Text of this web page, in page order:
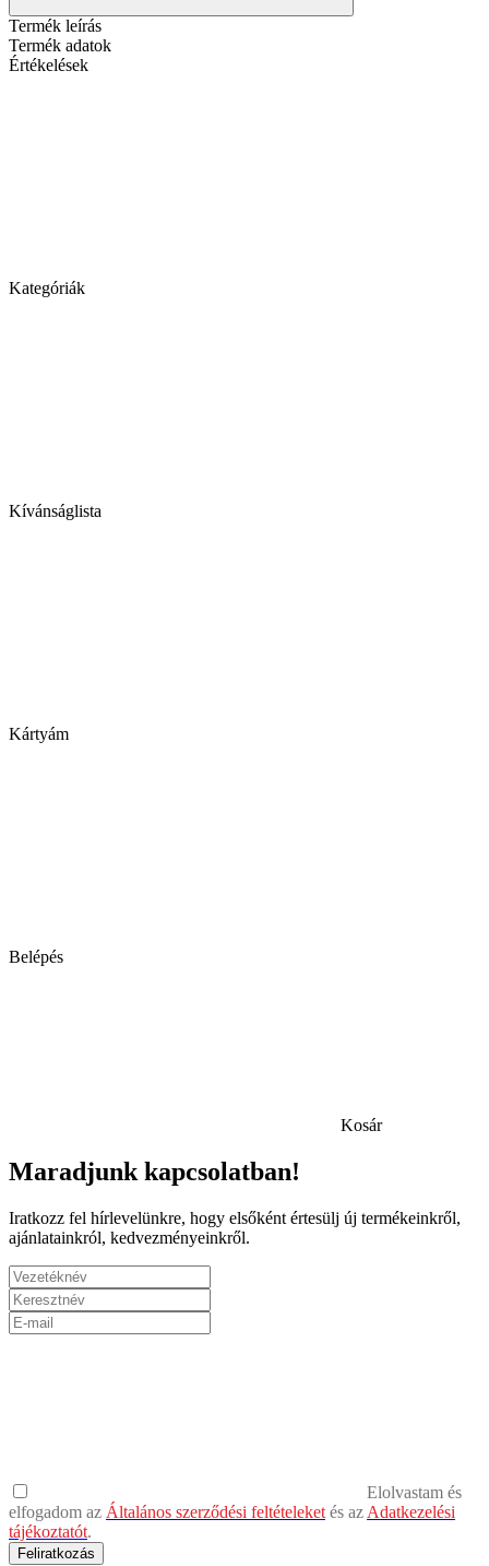
Termék leírás
Termék adatok
Értékelések
Kategóriák
Kívánságlista
Kártyám
Belépés
Kosár
Maradjunk kapcsolatban!
Iratkozz fel hírlevelünkre, hogy elsőként értesülj új termékeinkről,
ajánlatainkról, kedvezményeinkről.
Elolvastam és
elfogadom az Általános szerződési feltételeket és az Adatkezelési
tájékoztatót.
Feliratkozás